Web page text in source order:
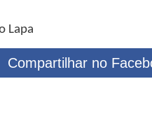
Lapa
Compartilhar no